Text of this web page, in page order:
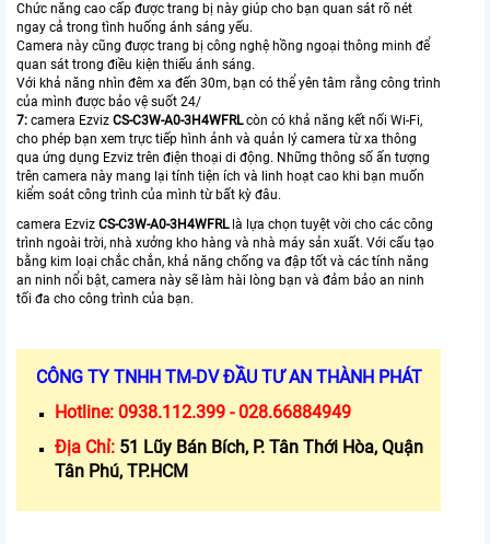
Chức năng cao cấp được trang bị này giúp cho bạn quan sát rõ nét
ngay cả trong tình huống ánh sáng yếu.
Camera này cũng được trang bị công nghệ hồng ngoại thông minh để
quan sát trong điều kiện thiếu ánh sáng.
Với khả năng nhìn đêm xa đến 30m, bạn có thể yên tâm rằng công trình
của mình được bảo vệ suốt 24/
7: camera Ezviz CS-C3W-A0-3H4WFRLcòn có khả năng kết nối Wi-Fi,
cho phép bạn xem trực tiếp hình ảnh và quản lý camera từ xa thông
qua ứng dụng Ezviz trên điện thoại di động. Những thông số ấn tượng
trên camera này mang lại tính tiện ích và linh hoạt cao khi bạn muốn
kiểm soát công trình của mình từ bất kỳ đâu.
camera Ezviz CS-C3W-A0-3H4WFRLlà lựa chọn tuyệt vời cho các công
trình ngoài trời, nhà xưởng kho hàng và nhà máy sản xuất. Với cấu tạo
bằng kim loại chắc chắn, khả năng chống va đập tốt và các tính năng
an ninh nổi bật, camera này sẽ làm hài lòng bạn và đảm bảo an ninh
tối đa cho công trình của bạn.
CÔNG TY TNHH TM-DV ĐẦU TƯ AN THÀNH PHÁT
Hotline: 0938.112.399 - 028.66884949
Địa Chỉ: 51 Lũy Bán Bích, P. Tân Thới Hòa, Quận
Tân Phú, TP.HCM